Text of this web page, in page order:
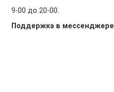
9-00 до 20-00.
Поддержка в мессенджере